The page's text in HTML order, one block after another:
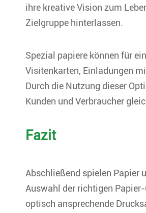
ihre kreative Vision zum
Zielgruppe hinterlassen.
Spezial papiere können für
Visitenkarten, Einladungen
Durch die Nutzung dieser
Kunden und Verbraucher
Fazit
Abschließend spielen Papier
Auswahl der richtigen
optisch ansprechende